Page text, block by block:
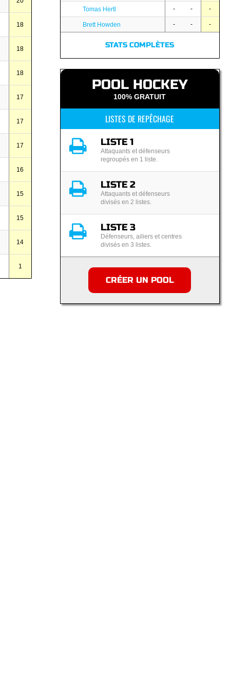
18
18
18
17
17
17
16
15
15
14
1
Tomas Hertl - - -
Brett Howden - - -
STATS COMPLÈTES
POOL HOCKEY
100% GRATUIT
LISTES DE REPÊCHAGE
LISTE 1
Attaquants et défenseurs
regroupés en 1 liste.
LISTE 2
Attaquants et défenseurs
divisés en 2 listes.
LISTE 3
Défenseurs, ailiers et centres
divisés en 3 listes.
CRÉER UN POOL